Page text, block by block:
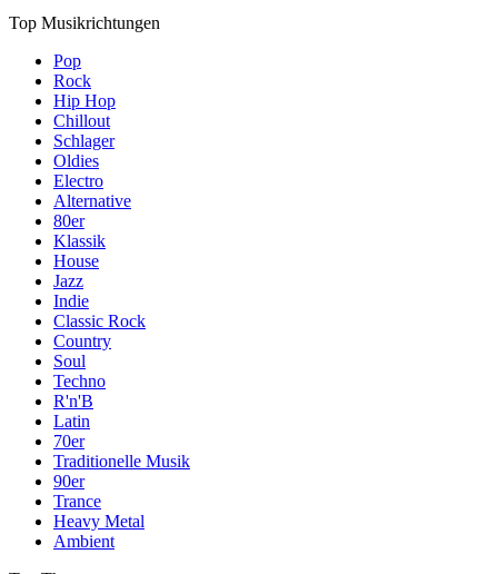
Top Musikrichtungen
Pop
Rock
Hip Hop
Chillout
Schlager
Oldies
Electro
Alternative
80er
Klassik
House
Jazz
Indie
Classic Rock
Country
Soul
Techno
R'n'B
Latin
70er
Traditionelle Musik
90er
Trance
Heavy Metal
Ambient